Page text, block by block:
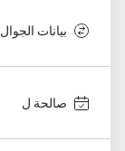
بيانات الجوال
صالحة ل